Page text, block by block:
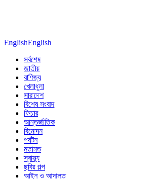
EnglishEnglish
সর্বশেষ
জাতীয়
বাণিজ্য
খেলাধুলা
সারাদেশ
বিশেষ সংবাদ
ফিচার
আন্তর্জাতিক
বিনোদন
পর্যটন
মতামত
স্বাস্থ্য
ছবির গল্প
আইন ও আদালত